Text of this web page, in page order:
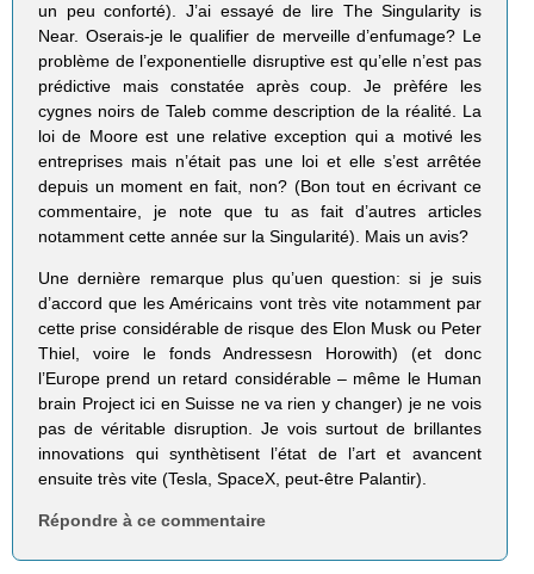
un peu conforté). J’ai essayé de lire The Singularity is
Near. Oserais-je le qualifier de merveille d’enfumage? Le
problème de l’exponentielle disruptive est qu’elle n’est pas
prédictive mais constatée après coup. Je prèfére les
cygnes noirs de Taleb comme description de la réalité. La
loi de Moore est une relative exception qui a motivé les
entreprises mais n’était pas une loi et elle s’est arrêtée
depuis un moment en fait, non? (Bon tout en écrivant ce
commentaire, je note que tu as fait d’autres articles
notamment cette année sur la Singularité). Mais un avis?
Une dernière remarque plus qu’uen question: si je suis
d’accord que les Américains vont très vite notamment par
cette prise considérable de risque des Elon Musk ou Peter
Thiel, voire le fonds Andressesn Horowith) (et donc
l’Europe prend un retard considérable – même le Human
brain Project ici en Suisse ne va rien y changer) je ne vois
pas de véritable disruption. Je vois surtout de brillantes
innovations qui synthètisent l’état de l’art et avancent
ensuite très vite (Tesla, SpaceX, peut-être Palantir).
Répondre à ce commentaire